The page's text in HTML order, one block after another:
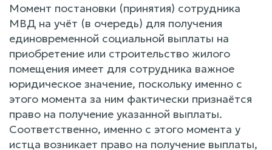
Момент постановки (принятия) сотрудника
МВД на учёт (в очередь) для получения
единовременной социальной выплаты на
приобретение или строительство жилого
помещения имеет для сотрудника важное
юридическое значение, поскольку именно с
этого момента за ним фактически признаётся
право на получение указанной выплаты.
Соответственно, именно с этого момента у
истца возникает право на получение выплаты,